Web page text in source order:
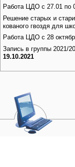
Работа ЦДО с 27.01 по
Решение старых и
кованого гвоздя для
Работа ЦДО с 28
Запись в группы 2021/
19.10.2021